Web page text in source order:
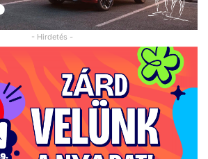
- Hirdetés -